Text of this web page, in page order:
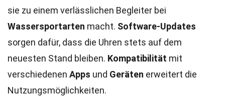
sie zu einem verlässlichen Begleiter bei
Wassersportarten macht. Software-Updates
sorgen dafür, dass die Uhren stets auf dem
neuesten Stand bleiben. Kompatibilität mit
verschiedenen Apps und Geräten erweitert die
Nutzungsmöglichkeiten.